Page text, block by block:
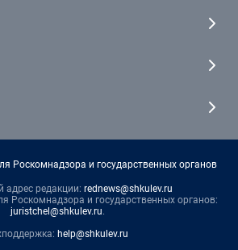
Роскомнадзора и государственных органов
адрес редакции: rednews@shkulev.ru
Роскомнадзора и государственных органов:
juristchel@shkulev.ru.
help@shkulev.ru